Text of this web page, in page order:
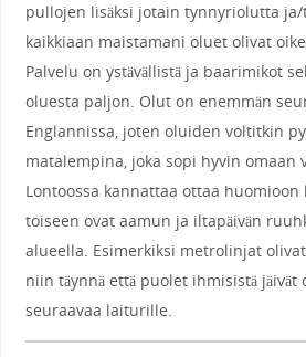
pullojen lisäksi jotain tynnyriolutta ja/
kaikkiaan maistamani oluet olivat
Palvelu on ystävällistä ja baarimikot
oluesta paljon. Olut on enemmän
Englannissa, joten oluiden voltitkin
matalempina, joka sopi hyvin omaan
Lontoossa kannattaa ottaa huomioon
toiseen ovat aamun ja iltapäivän
alueella. Esimerkiksi metrolinjat
niin täynnä että puolet ihmisistä jäivät
seuraavaa laiturille.